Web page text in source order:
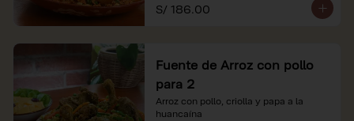
S/ 186.00
Fuente de Arroz con pollo
para 2
Arroz con pollo, criolla y papa a la
huancaína